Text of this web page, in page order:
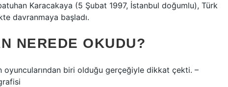
Karacakaya (5 Şubat 1997, İstanbul doğumlu), Türk
davranmaya başladı.
NEREDE OKUDU?
oyuncularından biri olduğu gerçeğiyle dikkat çekti. –